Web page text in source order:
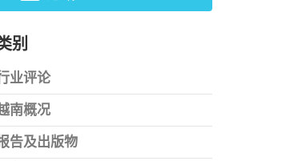
别
业评论
南概况
告及出版物